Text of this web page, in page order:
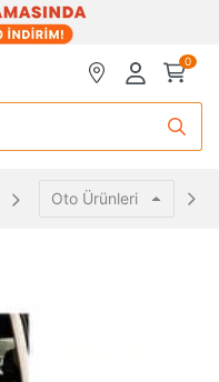
0
Oto Ürünleri